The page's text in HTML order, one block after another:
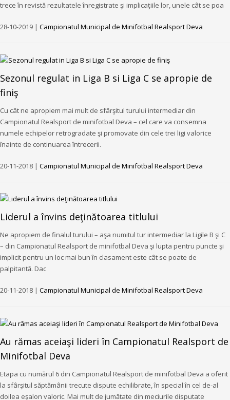
trece în revistă rezultatele înregistrate şi implicaţiile lor, unele cât se poa
28-10-2019 | Campionatul Municipal de Minifotbal Realsport Deva
Sezonul regulat in Liga B si Liga C se apropie de
finiş
Cu cât ne apropiem mai mult de sfârşitul turului intermediar din
Campionatul Realsport de minifotbal Deva – cel care va consemna
numele echipelor retrogradate şi promovate din cele trei ligi valorice
înainte de continuarea întrecerii.
20-11-2018 | Campionatul Municipal de Minifotbal Realsport Deva
Liderul a învins deţinătoarea titlului
Ne apropiem de finalul turului – aşa numitul tur intermediar la Ligile B şi C
– din Campionatul Realsport de minifotbal Deva şi lupta pentru puncte şi
implicit pentru un loc mai bun în clasament este cât se poate de
palpitantă. Dac
20-11-2018 | Campionatul Municipal de Minifotbal Realsport Deva
Au rămas aceiaşi lideri în Campionatul Realsport de
Minifotbal Deva
Etapa cu numărul 6 din Campionatul Realsport de minifotbal Deva a oferit
la sfârşitul săptămânii trecute dispute echilibrate, în special în cel de-al
doilea eşalon valoric. Mai mult de jumătate din meciurile disputate